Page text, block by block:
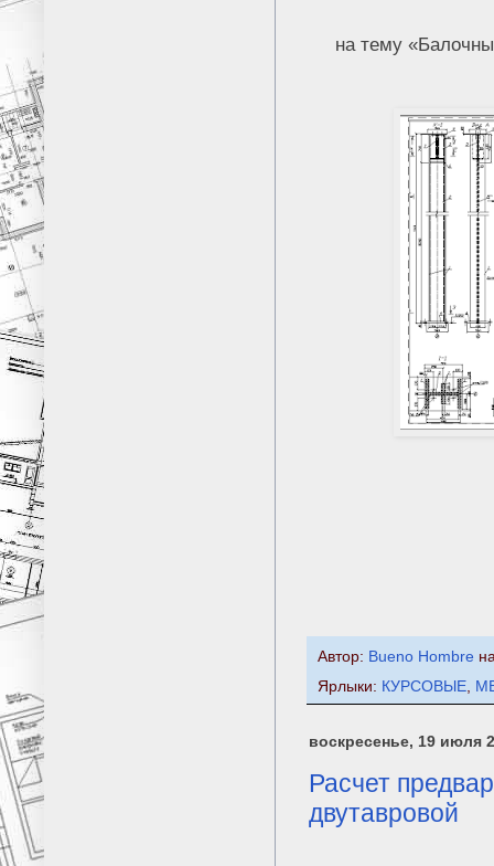
на тему
Автор: Bueno Hombre
Ярлыки: КУРСОВЫЕ,
воскресенье, 19 июля
Расчет
двутавровой